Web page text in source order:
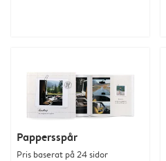
Pappersspår
Pris baserat på 24 sidor